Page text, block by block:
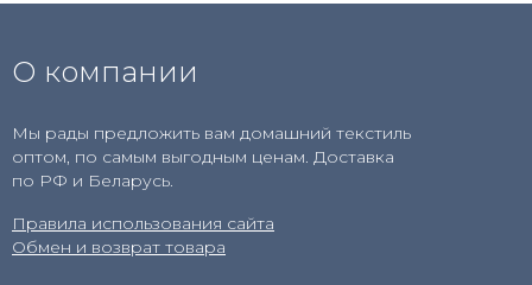
О компании
Мы рады предложить вам домашний текстиль
оптом, по самым выгодным ценам. Доставка
по РФ и Беларусь.
Правила использования сайта
Обмен и возврат товара